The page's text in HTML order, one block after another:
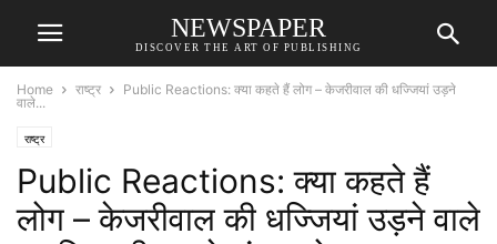
NEWSPAPER
DISCOVER THE ART OF PUBLISHING
Home राष्ट्र
Public Reactions: क्या कहते हैं लोग – केजरीवाल की धज्जियां उड़ने
वाले...
राष्ट्र
Public Reactions: क्या कहते हैं
लोग – केजरीवाल की धज्जियां उड़ने वाले